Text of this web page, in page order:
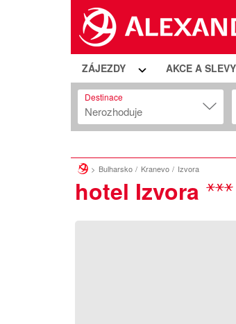
ZÁJEZDY AKCE A SLEVY
Destinace
Nerozhoduje
Bulharsko Kranevo Izvora
hotel Izvora